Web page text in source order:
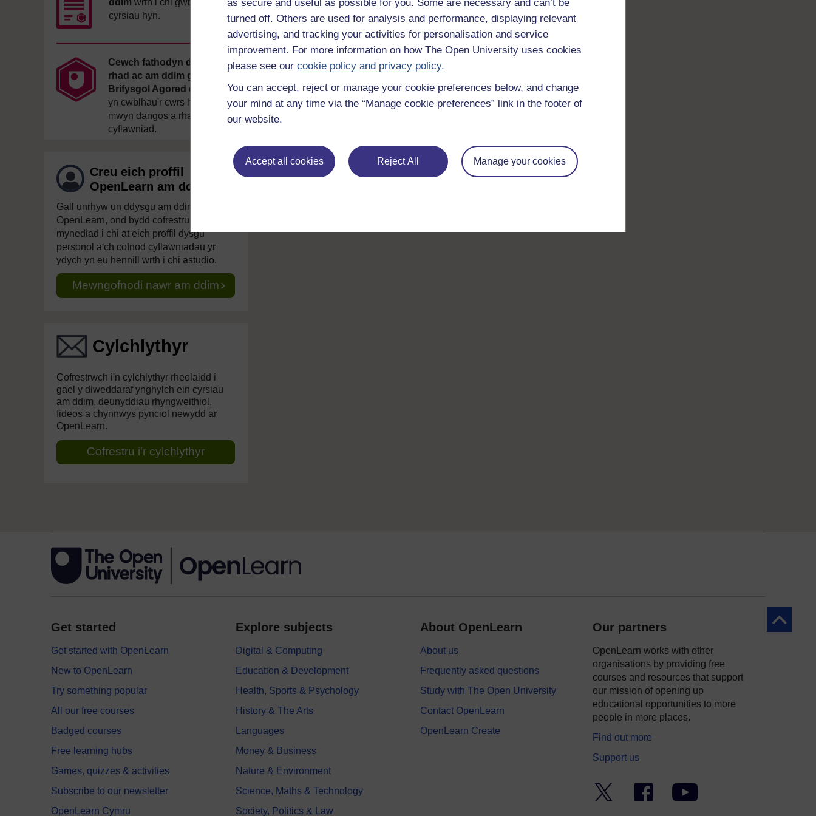
as secure and useful as possible for you. Some are necessary and can’t be
turned off. Others are used for analysis and performance, displaying relevant
advertising, and tracking your activities for personalisation and service
improvement. For more information on how The Open University uses cookies
please see our cookie policy and privacy policy.
You can accept, reject or manage your cookie preferences below, and change
your mind at any time via the “Manage cookie preferences” link in the footer of
our website.
Accept all cookies Reject All Manage your cookies
ddim wrth i chi gwblhau'r
cyrsiau hyn.
Cewch fathodyn digidol yn
rhad ac am ddim gan y
Brifysgol Agored os ydych
yn cwblhau'r cwrs hwn, er
mwyn dangos a rhannu eich
cyflawniad.
Creu eich proffil
OpenLearn am ddim
Gall unrhyw un ddysgu am ddim ar
OpenLearn, ond bydd cofrestru yn rhoi
mynediad i chi at eich proffil dysgu
personol a'ch cofnod cyflawniadau yr
ydych yn eu hennill wrth i chi astudio.
Mewngofnodi nawr am ddim
Cylchlythyr
Cofrestrwch i'n cylchlythyr rheolaidd i
gael y diweddaraf ynghylch ein cyrsiau
am ddim, deunyddiau rhyngweithiol,
fideos a chynnwys pynciol newydd ar
OpenLearn.
Cofrestru i'r cylchlythyr
Yn ôl at y
Get started
Get started with OpenLearn
New to OpenLearn
Try something popular
All our free courses
Badged courses
Free learning hubs
Games, quizzes & activities
Subscribe to our newsletter
OpenLearn Cymru
Explore subjects
Digital & Computing
Education & Development
Health, Sports & Psychology
History & The Arts
Languages
Money & Business
Nature & Environment
Science, Maths & Technology
Society, Politics & Law
About OpenLearn
About us
Frequently asked questions
Study with The Open University
Contact OpenLearn
OpenLearn Create
Our partners
OpenLearn works with other
organisations by providing free
courses and resources that support
our mission of opening up
educational opportunities to more
people in more places.
Find out more
Support us
Facebook YouTube